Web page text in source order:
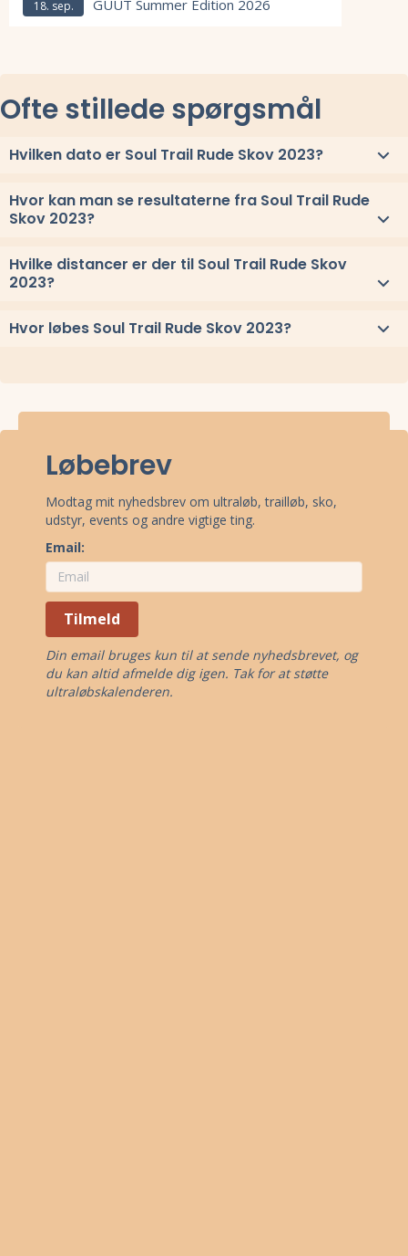
18. sep. GUUT Summer Edition 2026
Ofte stillede spørgsmål
Hvilken dato er Soul Trail Rude Skov 2023?
Soul Trail Rude Skov 2023 løbes lørdag 11. november 2023.
Hvor kan man se resultaterne fra Soul Trail Rude
Skov 2023?
Se link til resultaterne eller se alle vindere herover
Hvilke distancer er der til Soul Trail Rude Skov
2023?
Til Soul Trail Rude Skov 2023 løbes distancerne 21,1 km, 10 km,
og 5 km
Hvor løbes Soul Trail Rude Skov 2023?
Løbebrev
Modtag mit nyhedsbrev om ultraløb, trailløb, sko,
udstyr, events og andre vigtige ting.
Email:
Tilmeld
Din email bruges kun til at sende nyhedsbrevet, og
du kan altid afmelde dig igen. Tak for at støtte
ultraløbskalenderen.